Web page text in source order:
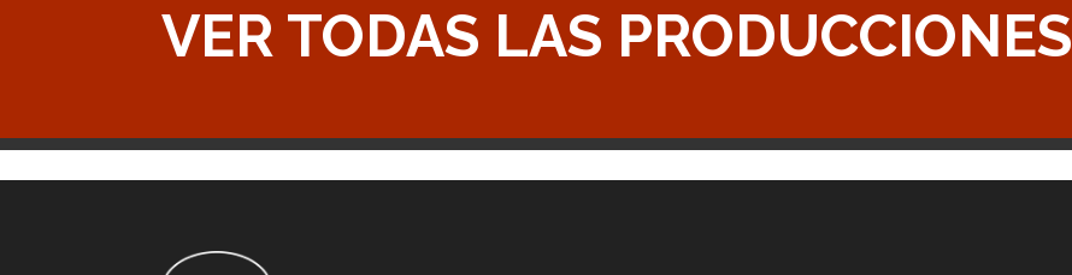
VER TODAS LAS PRODUCCIONES